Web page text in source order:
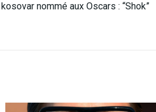
nommé aux Oscars : “Shok”